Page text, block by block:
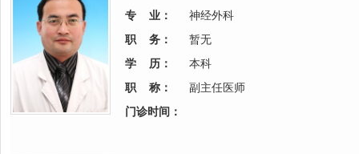
专 业：
神经外科
职 务：
暂无
学 历：
本科
职 称：
副主任医师
门诊时间：